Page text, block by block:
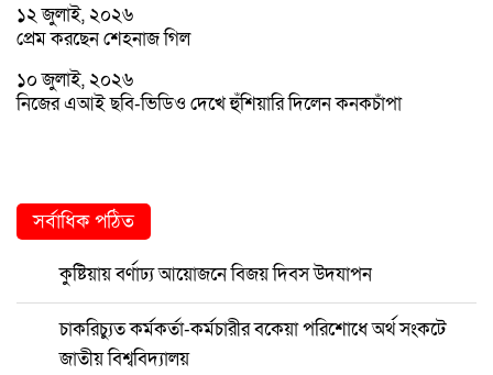
১২ জুলাই, ২০২৬
প্রেম করছেন শেহনাজ গিল
১০ জুলাই, ২০২৬
নিজের এআই ছবি-ভিডিও দেখে হুঁশিয়ারি দিলেন কনকচাঁপা
সর্বাধিক পঠিত
কুষ্টিয়ায় বর্ণাঢ্য আয়োজনে বিজয় দিবস উদযাপন
চাকরিচ্যুত কর্মকর্তা-কর্মচারীর বকেয়া পরিশোধে অর্থ সংকটে
জাতীয় বিশ্ববিদ্যালয়